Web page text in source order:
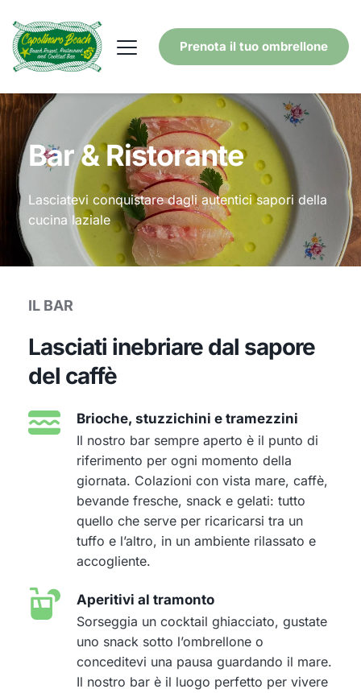
Prenota il tuo ombrellone
Bar & Ristorante
Lasciatevi conquistare dagli autentici sapori della
cucina laziale
IL BAR
Lasciati inebriare dal sapore
del caffè
Brioche, stuzzichini e tramezzini
Il nostro bar sempre aperto è il punto di
riferimento per ogni momento della
giornata. Colazioni con vista mare, caffè,
bevande fresche, snack e gelati: tutto
quello che serve per ricaricarsi tra un
tuffo e l’altro, in un ambiente rilassato e
accogliente.
Aperitivi al tramonto
Sorseggia un cocktail ghiacciato, gustate
uno snack sotto l’ombrellone o
conceditevi una pausa guardando il mare.
Il nostro bar è il luogo perfetto per vivere